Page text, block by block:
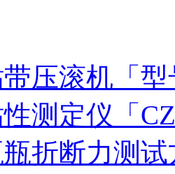
压滚机「
测定仪「
折断力测